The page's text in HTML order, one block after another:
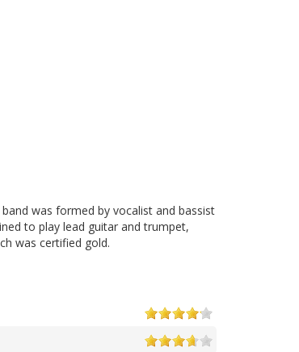
was formed by vocalist and bassist
to play lead guitar and trumpet,
was certified gold.